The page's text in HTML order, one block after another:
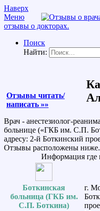
Наверх
Меню
отзывы о докторах.
Поиск
Найти:
Отзывы читать/
написать »»
Врач - анестезиолог-
больнице («ГКБ им. С.П.
адресу: 2-й Боткинский
Отзывы расположены ниже.
Информация где
Боткинская
больница (ГКБ им.
С.П. Боткина)
г.